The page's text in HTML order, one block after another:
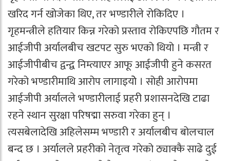
खरिद गर्न खोजेका थिए, तर भण्डारीले रोकिदिए ।
गृहमन्त्रीले हतियार किन्न गरेको प्रस्ताव रोकिएपछि गौतम र
आईजीपी अर्यालबीच खटपट सुरु भएको थियो । मन्त्री र
आईजीपीबीच द्वन्द्व निम्त्याएर आफू आईजीपी हुने कसरत
गरेको भण्डारीमाथि आरोप लागाइयोे । सोही आरोपमा
आईजीपी अर्यालले भण्डारीलाई प्रहरी प्रशासनदेखि टाढा
रहने स्थान सुरक्षा परिषद्मा सरुवा गरेका हुन् ।
त्यसबेलादेखि अहिलेसम्म भण्डारी र अर्यालबीच बोलचाल
बन्द छ । अर्यालले प्रहरीको नेतृत्व गरेको ठ्याक्कै साढे दुई